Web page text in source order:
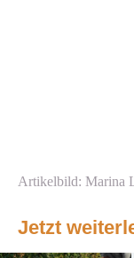
Artikelbild: Marina
Jetzt